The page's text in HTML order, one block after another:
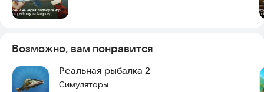
Возможно, вам понравится
Реальная рыбалка 2
Симуляторы